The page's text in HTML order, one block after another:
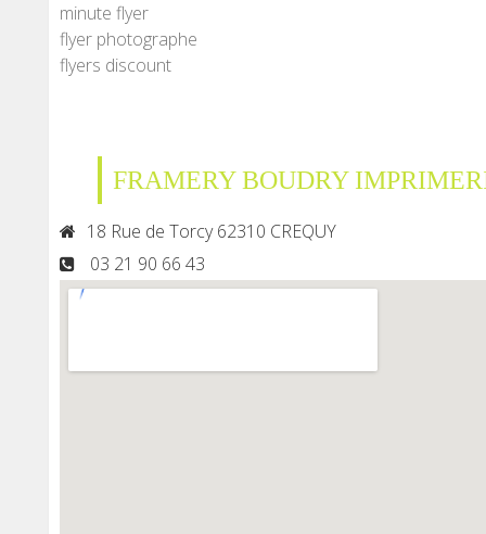
minute flyer
flyer photographe
flyers discount
FRAMERY BOUDRY
18 Rue de Torcy 62310 CREQUY
03 21 90 66 43